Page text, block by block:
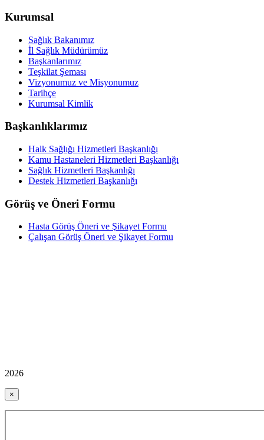
Kurumsal
Sağlık Bakanımız
İl Sağlık Müdürümüz
Başkanlarımız
Teşkilat Şeması
Vizyonumuz ve Misyonumuz
Tarihçe
Kurumsal Kimlik
Başkanlıklarımız
Halk Sağlığı Hizmetleri Başkanlığı
Kamu Hastaneleri Hizmetleri Başkanlığı
Sağlık Hizmetleri Başkanlığı
Destek Hizmetleri Başkanlığı
Görüş ve Öneri Formu
Hasta Görüş Öneri ve Şikayet Formu
Çalışan Görüş Öneri ve Şikayet Formu
2026
×